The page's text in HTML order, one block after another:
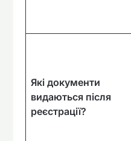
Які документи
видаються після
реєстрації?